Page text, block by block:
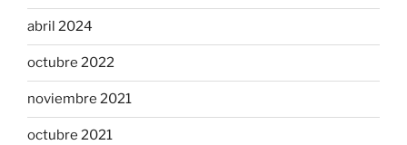
abril 2024
octubre 2022
noviembre 2021
octubre 2021